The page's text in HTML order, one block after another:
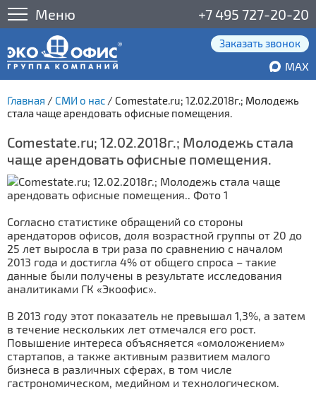
Меню +7 495 727-20-20
Заказать звонок
MAX
Главная / СМИ о нас / Comestate.ru; 12.02.2018г.; Молодежь
стала чаще арендовать офисные помещения.
Comestate.ru; 12.02.2018г.; Молодежь стала
чаще арендовать офисные помещения.
Согласно статистике обращений со стороны
арендаторов офисов, доля возрастной группы от 20 до
25 лет выросла в три раза по сравнению с началом
2013 года и достигла 4% от общего спроса – такие
данные были получены в результате исследования
аналитиками ГК «Экоофис».
В 2013 году этот показатель не превышал 1,3%, а затем
в течение нескольких лет отмечался его рост.
Повышение интереса объясняется «омоложением»
стартапов, а также активным развитием малого
бизнеса в различных сферах, в том числе
гастрономическом, медийном и технологическом.